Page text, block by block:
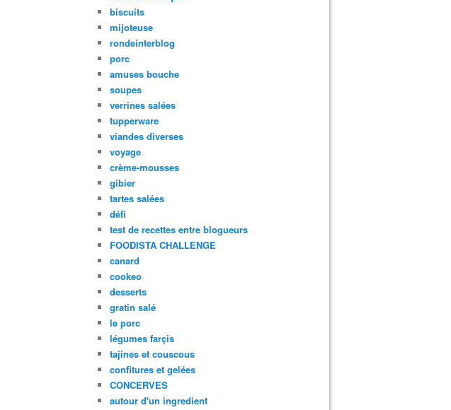
biscuits
mijoteuse
rondeinterblog
porc
amuses bouche
soupes
verrines salées
tupperware
viandes diverses
voyage
crème-mousses
gibier
tartes salées
défi
test de recettes entre blogueurs
FOODISTA CHALLENGE
canard
cookeo
desserts
gratin salé
le porc
légumes farçis
tajines et couscous
confitures et gelées
CONCERVES
autour d'un ingredient